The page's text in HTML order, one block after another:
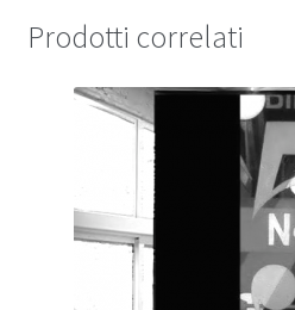
Prodotti correlati